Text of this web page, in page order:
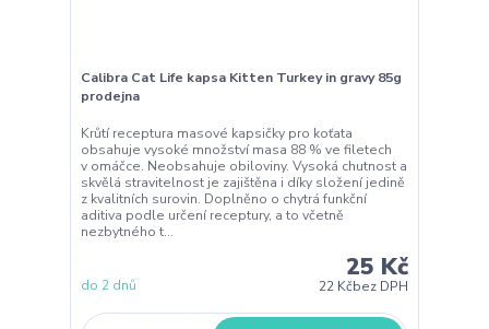
Calibra Cat Life kapsa Kitten Turkey in gravy 85g
prodejna
Krůtí receptura masové kapsičky pro koťata
obsahuje vysoké množství masa 88 % ve filetech
v omáčce. Neobsahuje obiloviny. Vysoká chutnost a
skvělá stravitelnost je zajištěna i díky složení jedině
z kvalitních surovin. Doplněno o chytrá funkční
aditiva podle určení receptury, a to včetně
nezbytného t...
25 Kč
22 Kčbez DPH
do 2 dnů